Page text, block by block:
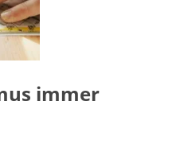
immer